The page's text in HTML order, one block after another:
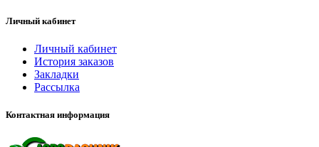
Личный кабинет
Личный кабинет
История заказов
Закладки
Рассылка
Контактная информация